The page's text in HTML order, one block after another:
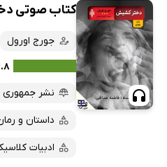
کتاب صوتی
جورج اورول
نشر جمهوری
داستان و
ادبیات